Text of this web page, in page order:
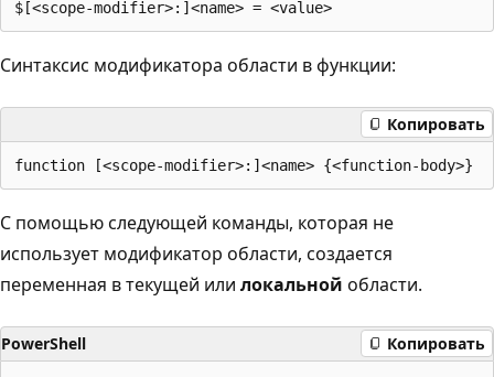
Синтаксис модификатора области в функции:
Копировать
С помощью следующей команды, которая не
использует модификатор области, создается
переменная в текущей или локальной области.
PowerShell Копировать